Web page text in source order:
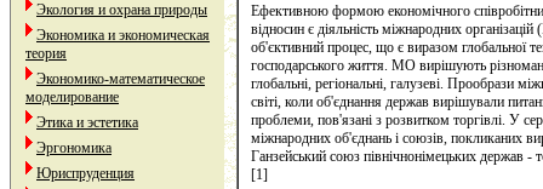
Экология и охрана природы
Экономика и экономическая
теория
Экономико-математическое
моделирование
Этика и эстетика
Эргономика
Юриспруденция
Ефективною формою економічного
відносин є діяльність міжнародних
об'єктивний процес, що є виразом глобальної
господарського життя. МО вирішують
глобальні, регіональні, галузеві. Прообрази
світі, коли об'єднання держав вирішували
проблеми, пов'язані з розвитком торгівлі. У
міжнародних об'єднань і союзів, покликаних
Ганзейський союз північнонімецьких держав -
[1]